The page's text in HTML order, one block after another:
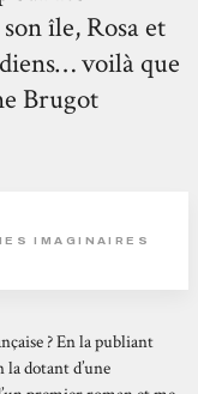
île, Rosa et
voilà que
Brugot
IMAGINAIRES
? En la publiant
la dotant d’une